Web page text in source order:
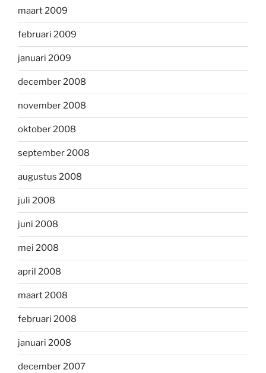
maart 2009
februari 2009
januari 2009
december 2008
november 2008
oktober 2008
september 2008
augustus 2008
juli 2008
juni 2008
mei 2008
april 2008
maart 2008
februari 2008
januari 2008
december 2007